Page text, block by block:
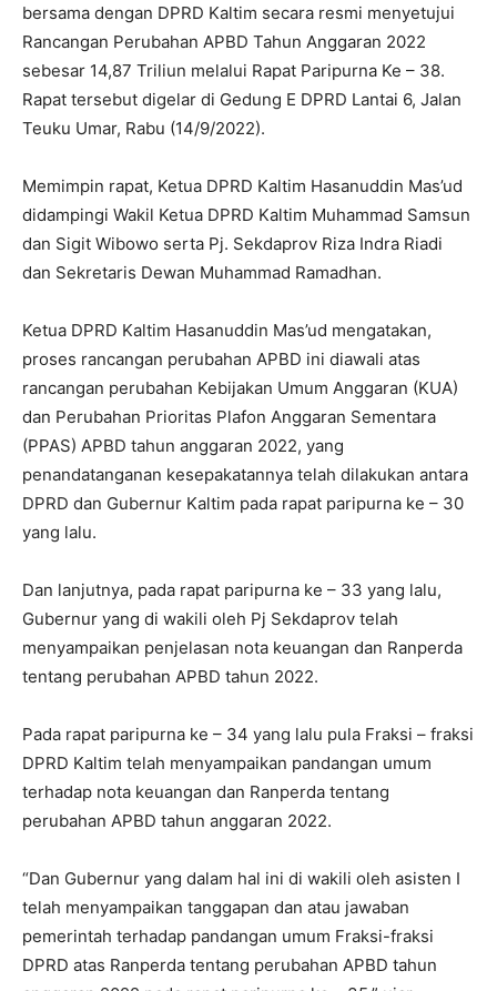
bersama dengan DPRD Kaltim secara resmi menyetujui
Rancangan Perubahan APBD Tahun Anggaran 2022
sebesar 14,87 Triliun melalui Rapat Paripurna Ke – 38.
Rapat tersebut digelar di Gedung E DPRD Lantai 6, Jalan
Teuku Umar, Rabu (14/9/2022).
Memimpin rapat, Ketua DPRD Kaltim Hasanuddin Mas’ud
didampingi Wakil Ketua DPRD Kaltim Muhammad Samsun
dan Sigit Wibowo serta Pj. Sekdaprov Riza Indra Riadi
dan Sekretaris Dewan Muhammad Ramadhan.
Ketua DPRD Kaltim Hasanuddin Mas’ud mengatakan,
proses rancangan perubahan APBD ini diawali atas
rancangan perubahan Kebijakan Umum Anggaran (KUA)
dan Perubahan Prioritas Plafon Anggaran Sementara
(PPAS) APBD tahun anggaran 2022, yang
penandatanganan kesepakatannya telah dilakukan antara
DPRD dan Gubernur Kaltim pada rapat paripurna ke – 30
yang lalu.
Dan lanjutnya, pada rapat paripurna ke – 33 yang lalu,
Gubernur yang di wakili oleh Pj Sekdaprov telah
menyampaikan penjelasan nota keuangan dan Ranperda
tentang perubahan APBD tahun 2022.
Pada rapat paripurna ke – 34 yang lalu pula Fraksi – fraksi
DPRD Kaltim telah menyampaikan pandangan umum
terhadap nota keuangan dan Ranperda tentang
perubahan APBD tahun anggaran 2022.
“Dan Gubernur yang dalam hal ini di wakili oleh asisten I
telah menyampaikan tanggapan dan atau jawaban
pemerintah terhadap pandangan umum Fraksi-fraksi
DPRD atas Ranperda tentang perubahan APBD tahun